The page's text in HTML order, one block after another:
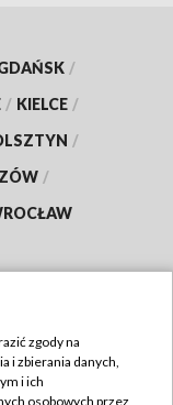
/
/ KIELCE /
/
/
zgody na
i zbierania danych,
i ich
osobowych przez